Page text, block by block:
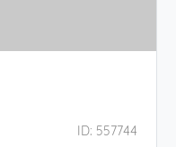
ID: 557744